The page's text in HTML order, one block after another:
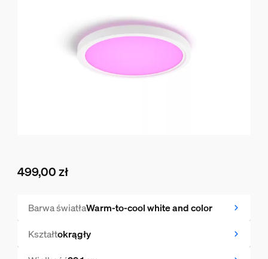
499,00 zł
Barwa światłaWarm-to-cool white and color
Kształtokrągły